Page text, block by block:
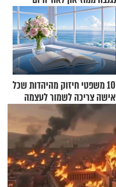
10 משפטי חיזוק מהיהדות שכל
אישה צריכה לשמור לעצמה